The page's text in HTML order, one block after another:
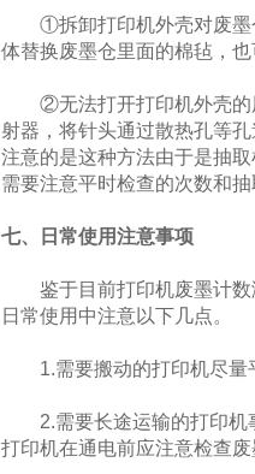
①拆卸打印机外壳对废墨
体替换废墨仓里面的棉毡，
②无法打开打印机外壳的
射器，将针头通过散热孔等
注意的是这种方法由于是抽
需要注意平时检查的次数和
七、日常使用注意事项
鉴于目前打印机废墨计数
日常使用中注意以下几点。
1.需要搬动的打印机尽量
2.需要长途运输的打印机
打印机在通电前应注意检查